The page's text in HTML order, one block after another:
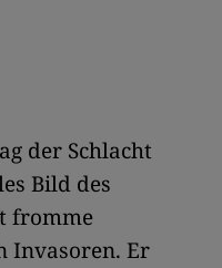
der Schlacht
Bild des
fromme
Invasoren. Er